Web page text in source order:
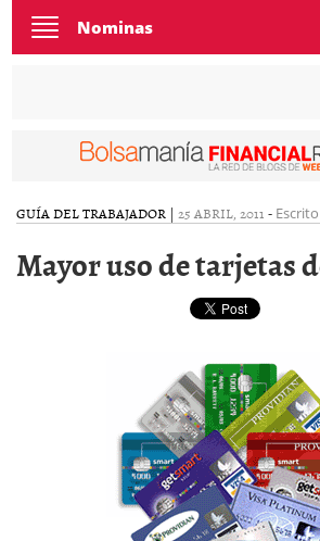
Toggle
navigation
Nominas
GUÍA DEL TRABAJADOR | 25 ABRIL, 2011 -
Mayor uso de tarjetas